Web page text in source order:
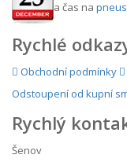
a čas na
Rychlé
Obchodní podmínky
Odstoupení od kupní
Rychlý
Šenov